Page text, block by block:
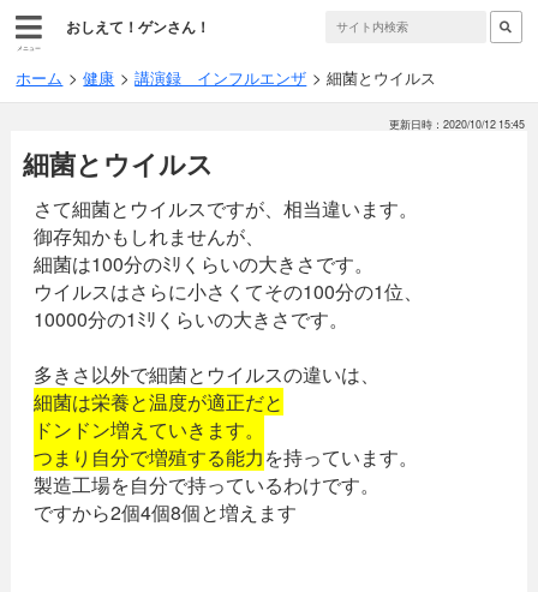
メニュー
おしえて！ゲンさん！
ホーム 健康 講演録 インフルエンザ 細菌とウイルス
更新日時：2020/10/12 15:45
細菌とウイルス
さて細菌とウイルスですが、相当違います。
御存知かもしれませんが、
細菌は100分のﾐﾘくらいの大きさです。
ウイルスはさらに小さくてその100分の1位、
10000分の1ﾐﾘくらいの大きさです。
多きさ以外で細菌とウイルスの違いは、
細菌は栄養と温度が適正だと
ドンドン増えていきます。
つまり自分で増殖する能力を持っています。
製造工場を自分で持っているわけです。
ですから2個4個8個と増えます